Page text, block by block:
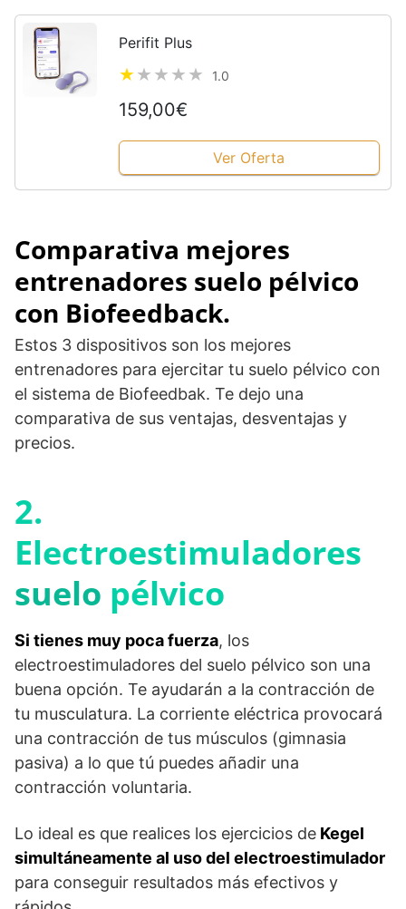
Perifit Plus
1.0
159,00€
Ver Oferta
Comparativa mejores
entrenadores suelo pélvico
con Biofeedback.
Estos 3 dispositivos son los mejores
entrenadores para ejercitar tu suelo pélvico con
el sistema de Biofeedbak. Te dejo una
comparativa de sus ventajas, desventajas y
precios.
2.
Electroestimuladores
suelo pélvico
Si tienes muy poca fuerza, los
electroestimuladores del suelo pélvico son una
buena opción. Te ayudarán a la contracción de
tu musculatura. La corriente eléctrica provocará
una contracción de tus músculos (gimnasia
pasiva) a lo que tú puedes añadir una
contracción voluntaria.
Lo ideal es que realices los ejercicios de Kegel
simultáneamente al uso del electroestimulador
para conseguir resultados más efectivos y